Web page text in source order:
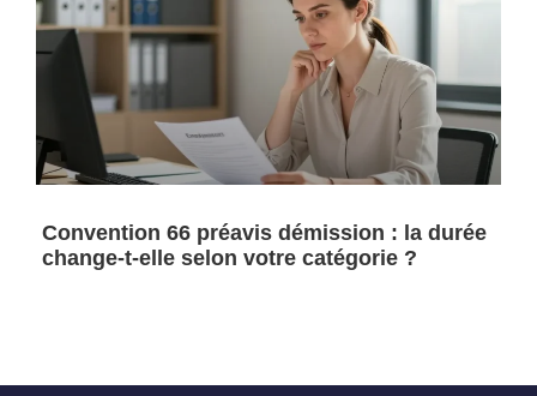
Convention 66 préavis démission : la durée
change-t-elle selon votre catégorie ?